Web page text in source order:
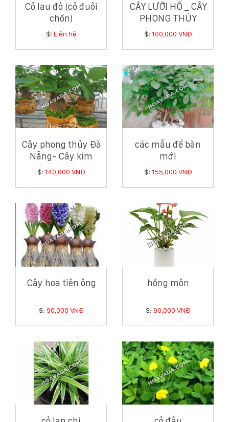
Cỏ lau đỏ (cỏ đuôi
chồn)
$: Liên hệ
CÂY LƯỠI HỔ _ CÂY
PHONG THỦY
TRONG NHÀ
$: 100,000 VNĐ
Cây phong thủy Đà
Nẵng- Cây kim
ngân
$: 140,000 VNĐ
các mẫu để bàn
mới
$: 155,000 VNĐ
Cây hoa tiên ông
$: 90,000 VNĐ
hồng môn
$: 90,000 VNĐ